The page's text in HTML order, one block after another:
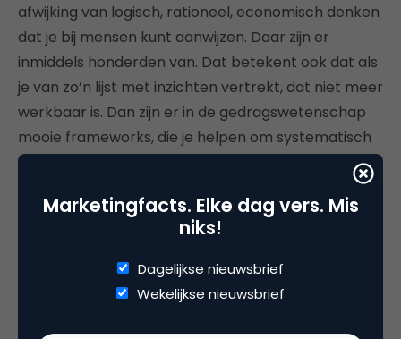
afwijking van logisch, rationeel, economisch denken
dat je bij mensen kunt aanwijzen. Daar zijn er
inmiddels honderden van. Dat betekent ook dat als
je van zo’n lijst met inzichten vertrekt, dat niet meer
werkbaar is. Dan zijn er in de gedragswetenschap
mooie frameworks, die je helpen om systematisch
naar bepaald gedrag te kijken en de krachten
“Met een aantal frameworks hebben we
traditionele briefing bij een reclamebureau
vervangen als we het eindgedrag centraal stellen?
Wat mensen tegenhoudt, wat mensen beweegt?
Marketingfacts. Elke dag vers. Mis
niks!
Dagelijkse nieuwsbrief
Wekelijkse nieuwsbrief